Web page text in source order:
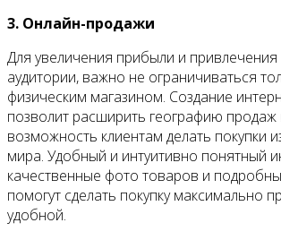
3. Онлайн-продажи
Для увеличения прибыли и
аудитории, важно не ограничиваться
физическим магазином. Создание
позволит расширить географию продаж
возможность клиентам делать покупки
мира. Удобный и интуитивно понятный
качественные фото товаров и
помогут сделать покупку максимально
удобной.